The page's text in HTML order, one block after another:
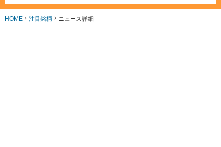
8月3日 人気業種注目株 8月3日更新
8月2日 金融注目株 8月2日更新
HOME 注目銘柄 ニュース詳細